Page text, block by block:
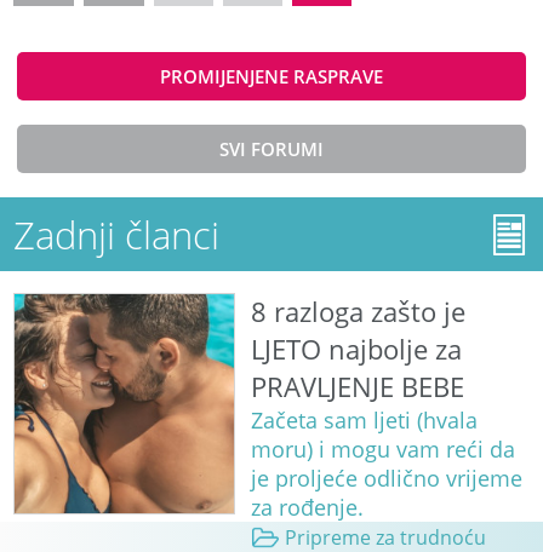
PROMIJENJENE RASPRAVE
SVI FORUMI
Zadnji članci
8 razloga zašto je
LJETO najbolje za
PRAVLJENJE BEBE
Začeta sam ljeti (hvala
moru) i mogu vam reći da
je proljeće odlično vrijeme
za rođenje.
Pripreme za trudnoću